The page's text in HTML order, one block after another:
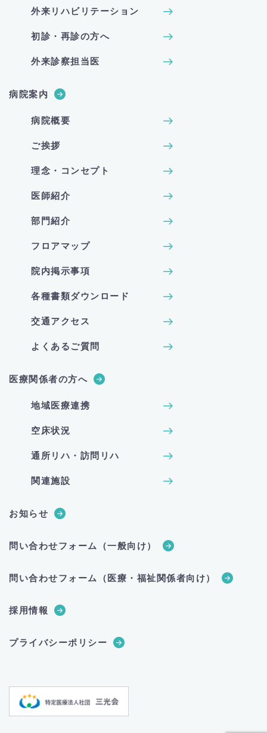
外来リハビリテーション
初診・再診の方へ
外来診察担当医
病院案内
病院概要
ご挨拶
理念・コンセプト
医師紹介
部門紹介
フロアマップ
院内掲示事項
各種書類ダウンロード
交通アクセス
よくあるご質問
医療関係者の方へ
地域医療連携
空床状況
通所リハ・訪問リハ
関連施設
お知らせ
問い合わせフォーム（一般向け）
問い合わせフォーム（医療・福祉関係者向け）
採用情報
プライバシーポリシー